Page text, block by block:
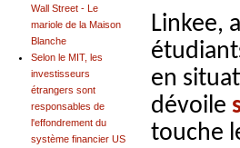
Linkee,
en
dévoile
touche
Wall Street - Le
mariole de la Maison
Blanche
Selon le MIT, les
investisseurs
étrangers sont
responsables de
l'effondrement du
système financier US